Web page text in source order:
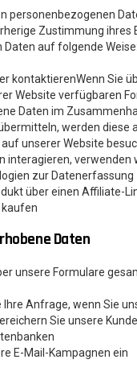
personenbezogenen
Zustimmung ihres
Daten auf folgende Weise:
kontaktierenWenn Sie
Website verfügbaren
Daten im
werden diese
unserer Website
interagieren, verwenden
zur Datenerfassung
über einen Affiliate-
kaufen
Daten
unsere Formulare
Ihre Anfrage, wenn Sie
Sie unsere
E-Mail-Kampagnen ein